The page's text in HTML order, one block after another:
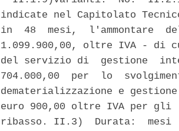
indicate nel Capitolato
in  48  mesi,  l'ammontare
1.099.900,00, oltre IVA - di
del servizio di  gestione
704.000,00  per  lo
dematerializzazione e
euro 900,00 oltre IVA per
ribasso. II.3)  Durata:  mesi